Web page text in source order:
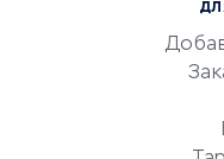
Бухгалтерия онлайн